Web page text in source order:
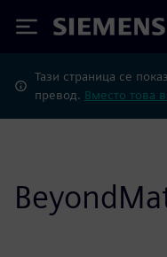
Siemens
Тази страница се
превод. Вместо това